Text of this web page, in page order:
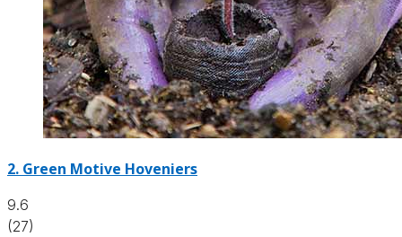
2. Green Motive Hoveniers
9.6
(27)